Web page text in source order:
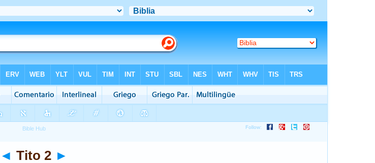
◄ Tito 2 ►